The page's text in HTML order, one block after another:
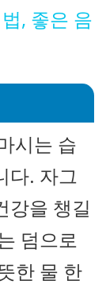
, 좋은 음
시는 습
다. 자그
강을 챙길
덤으로
한 물 한